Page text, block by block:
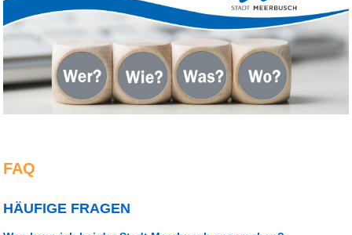
FAQ
HÄUFIGE FRAGEN